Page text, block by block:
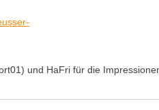
und HaFri für die